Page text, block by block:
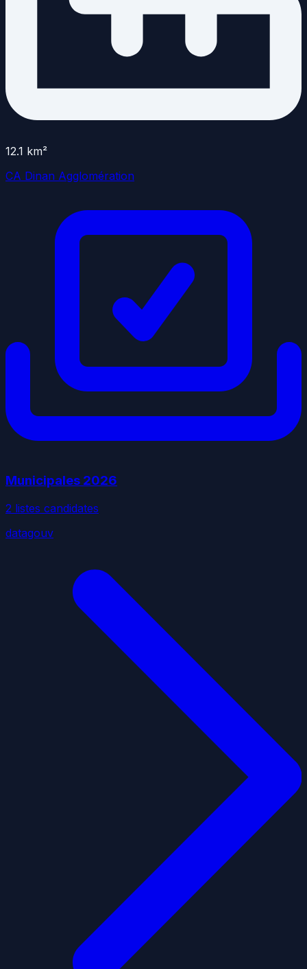
12.1 km²
CA Dinan Agglomération
Municipales 2026
2 listes candidates
datagouv